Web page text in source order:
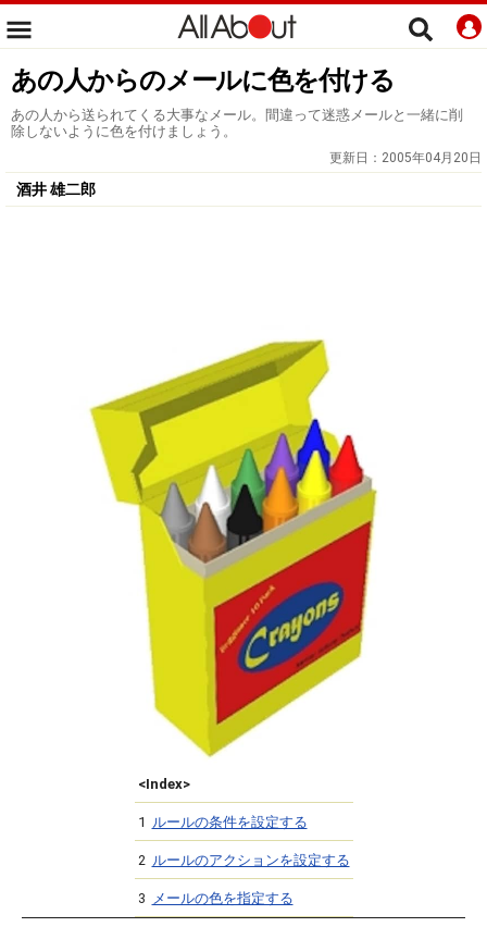
あの人からのメールに色を付ける
あの人から送られてくる大事なメール。間違って迷惑メールと一緒に削
除しないように色を付けましょう。
更新日： 2005年04月20日
酒井 雄二郎
<Index>
1 ルールの条件を設定する
2 ルールのアクションを設定する
3 メールの色を指定する